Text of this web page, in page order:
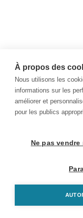
À propos des
Nous utilisons les
informations sur les
améliorer et
pour les publics
Ne pas